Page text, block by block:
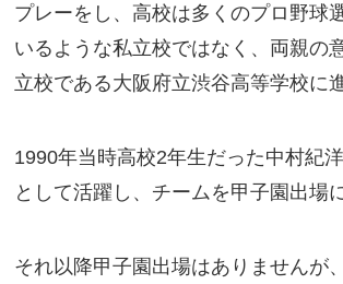
プレーをし、高校は多くのプロ野球
いるような私立校ではなく、両親の
立校である大阪府立渋谷高等学校に
1990年当時高校2年生だった中村紀
として活躍し、チームを甲子園出場
それ以降甲子園出場はありませんが